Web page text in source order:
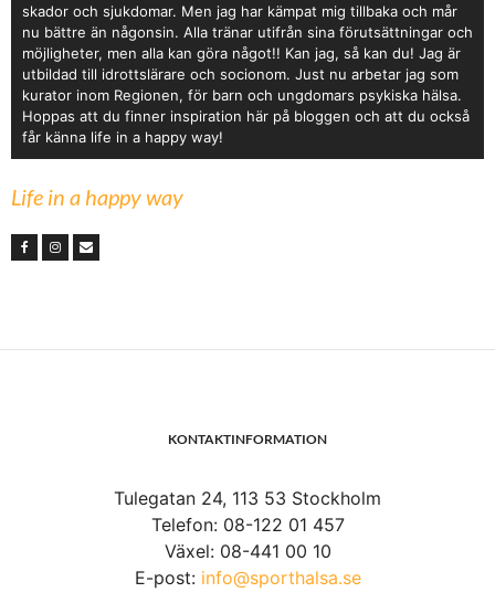
skador och sjukdomar. Men jag har kämpat mig tillbaka och mår
nu bättre än någonsin. Alla tränar utifrån sina förutsättningar och
möjligheter, men alla kan göra något!! Kan jag, så kan du! Jag är
utbildad till idrottslärare och socionom. Just nu arbetar jag som
kurator inom Regionen, för barn och ungdomars psykiska hälsa.
Hoppas att du finner inspiration här på bloggen och att du också
får känna life in a happy way!
Life in a happy way
KONTAKTINFORMATION
Tulegatan 24, 113 53 Stockholm
Telefon: 08-122 01 457
Växel: 08-441 00 10
E-post: info@sporthalsa.se